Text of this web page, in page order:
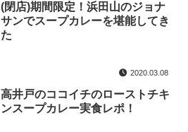
(閉店)期間限定！浜田山のジョナ
サンでスープカレーを堪能してき
た
2020.03.08
高井戸のココイチのローストチキ
ンスープカレー実食レポ！